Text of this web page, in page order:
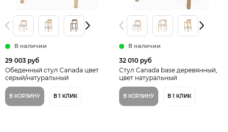
В наличии
29 003 руб
Обеденный стул Canada цвет
серый/натуральный
В КОРЗИНУ В 1 КЛИК
В наличии
32 010 руб
Стул Canada base деревянный,
цвет натуральный
В КОРЗИНУ В 1 КЛИК